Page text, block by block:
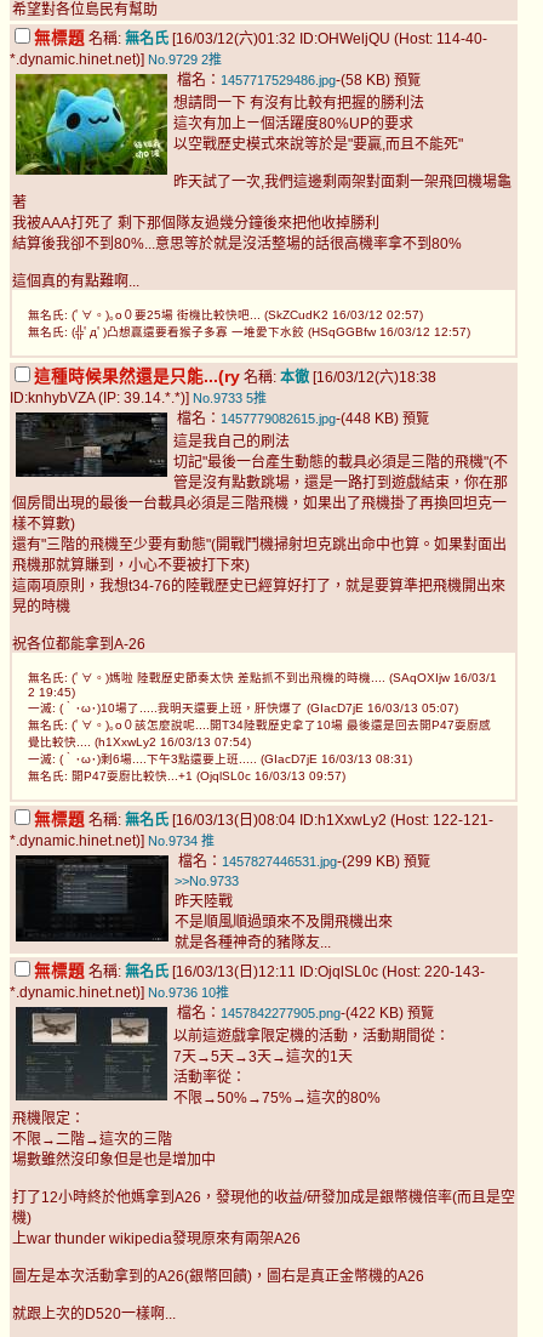
希望對各位島民有幫助
無標題 名稱: 無名氏 [16/03/12(六)01:32 ID:OHWeljQU (Host: 114-40-
*.dynamic.hinet.net)] No.9729 2推
檔名： 1457717529486.jpg-(58 KB) 預覽
想請問一下 有沒有比較有把握的勝利法
這次有加上ㄧ個活躍度80%UP的要求
以空戰歷史模式來說等於是"要贏,而且不能死"
昨天試了一次,我們這邊剩兩架對面剩一架飛回機場龜
著
我被AAA打死了 剩下那個隊友過幾分鐘後來把他收掉勝利
結算後我卻不到80%...意思等於就是沒活整場的話很高機率拿不到80%
這個真的有點難啊...
無名氏: (ﾟ∀。)｡o０要25場 街機比較快吧... (SkZCudK2 16/03/12 02:57)
無名氏: (╬ﾟдﾟ)凸想贏還要看猴子多寡 一堆愛下水餃 (HSqGGBfw 16/03/12 12:57)
這種時候果然還是只能...(ry 名稱: 本徹 [16/03/12(六)18:38
ID:knhybVZA (IP: 39.14.*.*)] No.9733 5推
檔名： 1457779082615.jpg-(448 KB) 預覽
這是我自己的刷法
切記"最後一台產生動態的載具必須是三階的飛機"(不
管是沒有點數跳場，還是一路打到遊戲結束，你在那
個房間出現的最後一台載具必須是三階飛機，如果出了飛機掛了再換回坦克一
樣不算數)
還有"三階的飛機至少要有動態"(開戰鬥機掃射坦克跳出命中也算。如果對面出
飛機那就算賺到，小心不要被打下來)
這兩項原則，我想t34-76的陸戰歷史已經算好打了，就是要算準把飛機開出來
晃的時機
祝各位都能拿到A-26
無名氏: (ﾟ∀。)媽啦 陸戰歷史節奏太快 差點抓不到出飛機的時機.... (SAqOXIjw 16/03/1
2 19:45)
一滅: (｀･ω･)10場了.....我明天還要上班，肝快爆了 (GIacD7jE 16/03/13 05:07)
無名氏: (ﾟ∀。)｡o０該怎麼說呢....開T34陸戰歷史拿了10場 最後還是回去開P47耍廚感
覺比較快.... (h1XxwLy2 16/03/13 07:54)
一滅: (｀･ω･)剩6場....下午3點還要上班..... (GIacD7jE 16/03/13 08:31)
無名氏: 開P47耍廚比較快...+1 (OjqlSL0c 16/03/13 09:57)
無標題 名稱: 無名氏 [16/03/13(日)08:04 ID:h1XxwLy2 (Host: 122-121-
*.dynamic.hinet.net)] No.9734 推
檔名： 1457827446531.jpg-(299 KB) 預覽
>>No.9733
昨天陸戰
不是順風順過頭來不及開飛機出來
就是各種神奇的豬隊友...
無標題 名稱: 無名氏 [16/03/13(日)12:11 ID:OjqlSL0c (Host: 220-143-
*.dynamic.hinet.net)] No.9736 10推
檔名： 1457842277905.png-(422 KB) 預覽
以前這遊戲拿限定機的活動，活動期間從：
7天→5天→3天→這次的1天
活動率從：
不限→50%→75%→這次的80%
飛機限定：
不限→二階→這次的三階
場數雖然沒印象但是也是增加中
打了12小時終於他媽拿到A26，發現他的收益/研發加成是銀幣機倍率(而且是空
機)
上war thunder wikipedia發現原來有兩架A26
圖左是本次活動拿到的A26(銀幣回饋)，圖右是真正金幣機的A26
就跟上次的D520一樣啊...